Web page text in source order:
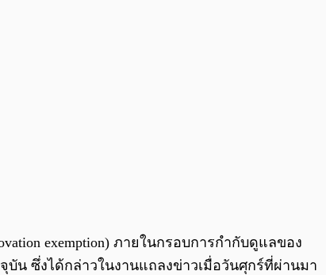
0:00 /
exemption) ภายในกรอบการกำกับดูแลของ
จุบัน ซึ่งได้กล่าวในงานแถลงข่าวเมื่อวันศุกร์ที่ผ่านมา